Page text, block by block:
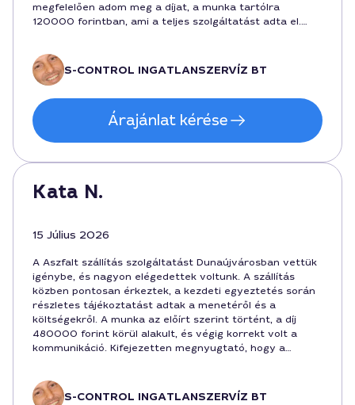
megfelelően adom meg a díjat, a munka tartólra
120000 forintban, ami a teljes szolgáltatást adta el.
megoldásokkal együtt.
S-CONTROL INGATLANSZERVÍZ BT
Árajánlat kérése
Kata N.
15 Július 2026
A Aszfalt szállítás szolgáltatást Dunaújvárosban vettük
igénybe, és nagyon elégedettek voltunk. A szállítás
közben pontosan érkeztek, a kezdeti egyeztetés során
részletes tájékoztatást adtak a menetéről és a
költségekről. A munka az előírt szerint történt, a díj
480000 forint körül alakult, és végig korrekt volt a
kommunikáció. Kifejezetten megnyugtató, hogy a
hívnánk őket újra.
S-CONTROL INGATLANSZERVÍZ BT